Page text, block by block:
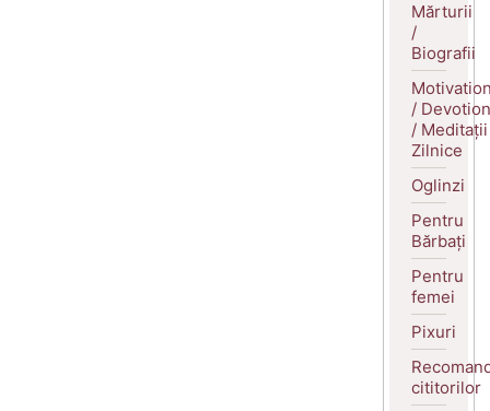
Mărturii
/
Biografii
/
/ Meditații
Zilnice
Oglinzi
Pentru
Bărbați
Pentru
femei
Pixuri
cititorilor